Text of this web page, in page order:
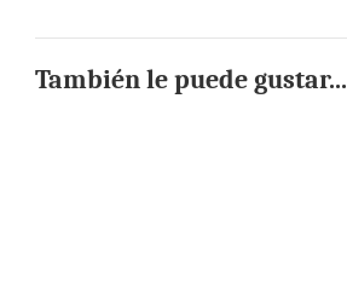
También le puede gustar...